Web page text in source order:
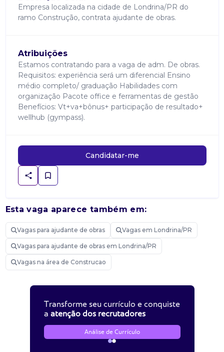
Empresa localizada na cidade de Londrina/PR do
ramo Construção, contrata ajudante de obras.
Atribuições
Estamos contratando para a vaga de adm. De obras.
Requisitos: experiência será um diferencial Ensino
médio completo/ graduação Habilidades com
organização Pacote office e ferramentas de gestão
Benefícios: Vt+va+bônus+ participação de resultado+
wellhub (gympass).
Candidatar-me
Esta vaga aparece também em:
Vagas para ajudante de obras Vagas em Londrina/PR
Vagas para ajudante de obras em Londrina/PR
Vagas na área de Construcao
Transforme seu currículo e conquiste
a atenção dos recrutadores
Análise de Currículo